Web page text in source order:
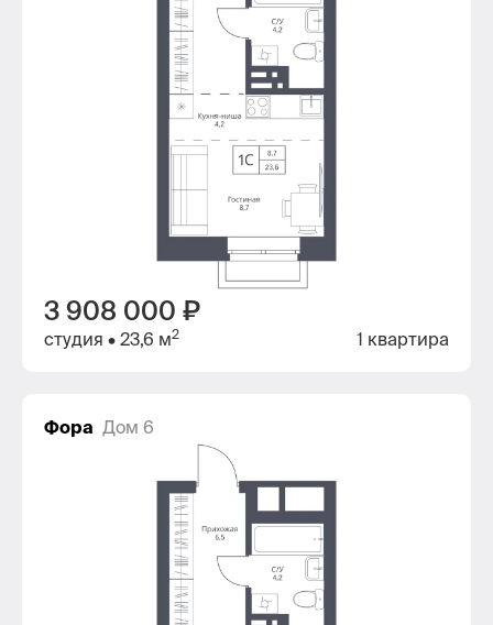
3 908 000 ₽
1 квартира
студия • 23,6 м2
Фора Дом 6